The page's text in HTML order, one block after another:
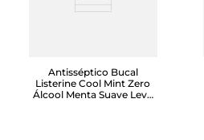
Antisséptico Bucal
Listerine Cool Mint Zero
Álcool Menta Suave Leve